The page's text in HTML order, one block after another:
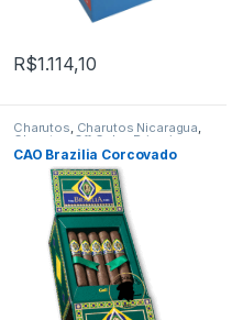
R$1.114,10
Charutos, Charutos Nicaragua,
Charutos Off Cuba Primeira
Página
CAO Brazilia Corcovado